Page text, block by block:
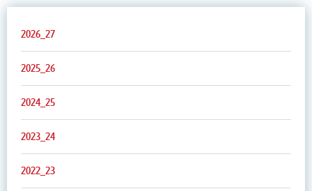
2026_27
2025_26
2024_25
2023_24
2022_23